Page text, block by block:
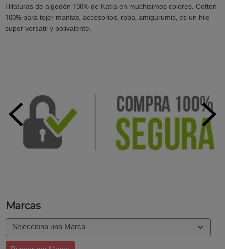
Marcas
Hilaturas de algodón 100% de Katia en muchisimos colores. Cotton
100% para tejer mantas, accesorios, ropa, amigurumis, es un hilo
super versatil y polivalente.